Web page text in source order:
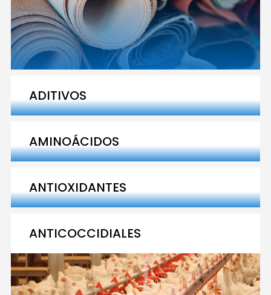
ADITIVOS
AMINOÁCIDOS
ANTIOXIDANTES
ANTICOCCIDIALES